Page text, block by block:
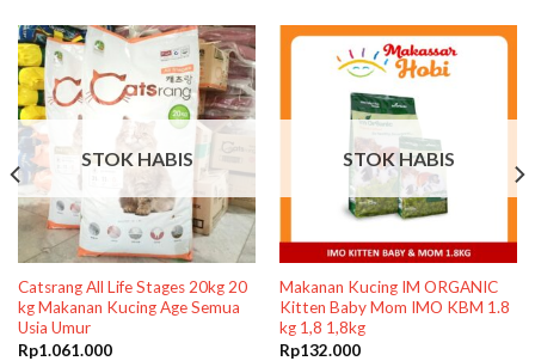
STOK HABIS
Catsrang All Life Stages 20kg 20
kg Makanan Kucing Age Semua
Usia Umur
Rp1.061.000
STOK HABIS
Makanan Kucing IM ORGANIC
Kitten Baby Mom IMO KBM 1.8
kg 1,8 1,8kg
Rp132.000